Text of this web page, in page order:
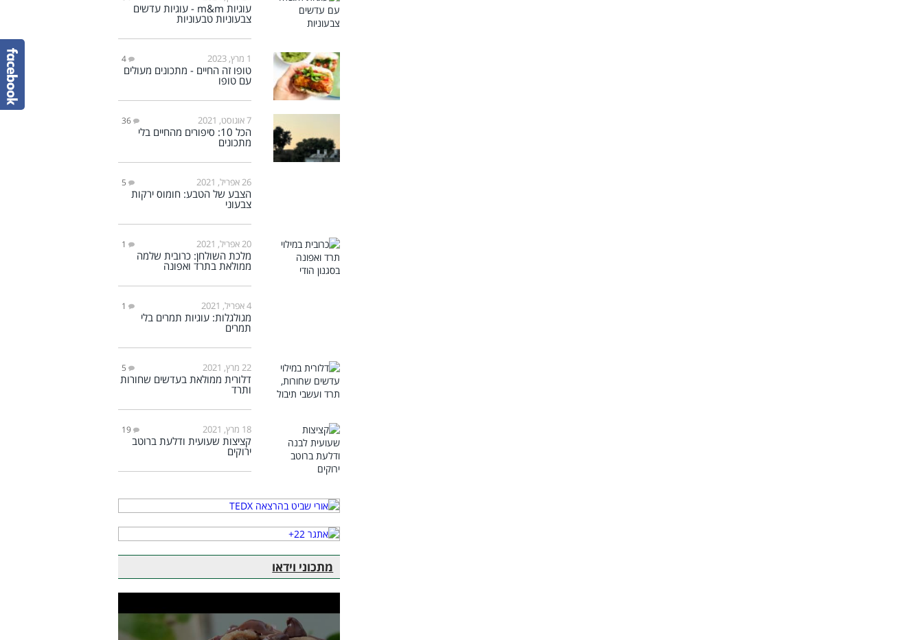
עוגיות m&m - עוגיות עדשים
צבעוניות טבעוניות
1 מרץ, 2023 4
טופו זה החיים - מתכונים מעולים
עם טופו
7 אוגוסט, 2021 36
הכל 10: סיפורים מהחיים בלי
מתכונים
26 אפריל, 2021 5
הצבע של הטבע: חומוס ירקות
צבעוני
20 אפריל, 2021 1
מלכת השולחן: כרובית שלמה
ממולאת בתרד ואפונה
4 אפריל, 2021 1
מגולגלות: עוגיות תמרים בלי
תמרים
22 מרץ, 2021 5
דלורית ממולאת בעדשים שחורות
ותרד
18 מרץ, 2021 19
קציצות שעועית ודלעת ברוטב
ירוקים
מתכוני וידאו